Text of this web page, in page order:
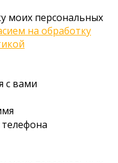
моих персональных
на обработку
с вами